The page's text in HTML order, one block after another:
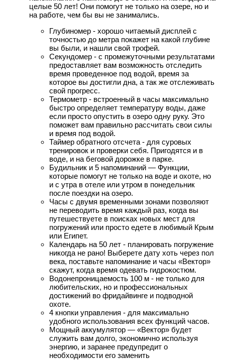
целые 50 лет! Они помогут не только на озере, но и
на работе, чем бы вы не занимались.
Глубиномер - хорошо читаемый дисплей с
точностью до метра покажет на какой глубине
вы были, и нашли свой трофей.
Секундомер - с промежуточными результатами
предоставляет вам возможность отследить
время проведенное под водой, время за
которое вы достигли дна, а так же отслеживать
свой прогресс.
Термометр - встроенный в часы максимально
быстро определяет температуру воды, даже
если просто опустить в озеро одну руку. Это
поможет вам правильно рассчитать свои силы
и время под водой.
Таймер обратного отсчета - для суровых
тренировок и проверки себя. Пригодятся и в
воде, и на беговой дорожке в парке.
Будильник и 5 напоминаний — Функции,
которые помогут не только на воде и охоте, но
и с утра в отеле или утром в понедельник
после поездки на озеро.
Часы с двумя временными зонами позволяют
не переводить время каждый раз, когда вы
путешествуете в поисках новых мест для
погружений или просто едете в любимый Крым
или Египет.
Календарь на 50 лет - планировать погружение
никогда не рано! Выберете дату хоть через пол
века, поставьте напоминание и часы «Вектор»
скажут, когда время одевать гидрокостюм.
Водонепроницаемость 100 м - не только для
любительских, но и профессиональных
достижений во фридайвинге и подводной
охоте.
4 кнопки управления - для максимально
удобного использования всех функций часов.
Мощный аккумулятор — «Вектор» будет
служить вам долго, экономично используя
энергию, и заранее предупредит о
необходимости его заменить